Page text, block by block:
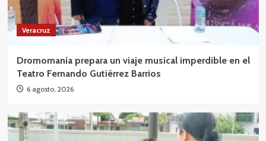
Veracruz
Dromomanía prepara un viaje musical imperdible en el
Teatro Fernando Gutiérrez Barrios
6 agosto, 2026